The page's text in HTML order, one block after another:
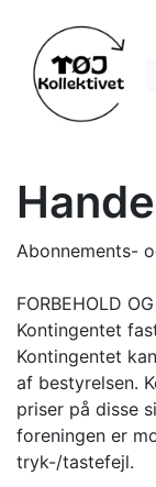
Abonnements-
FORBEHOLD
Kontingentet
Kontingentet
af bestyrelsen.
priser på disse
foreningen er
tryk-/tastefejl.